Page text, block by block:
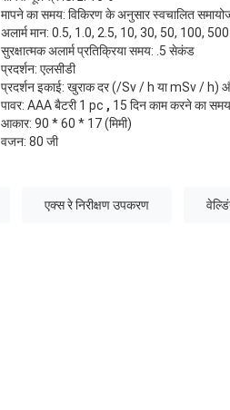
मापने का समय: विकिरण के अनुसार स्वचालित
अलार्म मान: 0.5, 1.0, 2.5, 10, 30, 50, 100,
सुरक्षात्मक अलार्म प्रतिक्रिया समय: .5 सेकंड
प्रदर्शन: एलसीडी
प्रदर्शन इकाई: खुराक दर (/Sv / h या mSv / h)
पावर: AAA बैटरी 1 pc , 15 दिन काम करने का समय
आकार: 90 * 60 * 17 (मिमी)
वजन: 80 जी
एक्स रे निरीक्षण उपकरण